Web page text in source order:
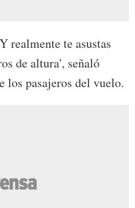
realmente te asustas
de altura', señaló
los pasajeros del vuelo.